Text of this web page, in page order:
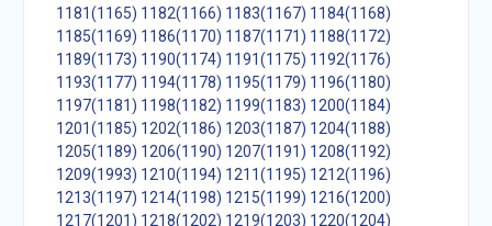
1181(1165) 1182(1166) 1183(1167) 1184(1168)
1185(1169) 1186(1170) 1187(1171) 1188(1172)
1189(1173) 1190(1174) 1191(1175) 1192(1176)
1193(1177) 1194(1178) 1195(1179) 1196(1180)
1197(1181) 1198(1182) 1199(1183) 1200(1184)
1201(1185) 1202(1186) 1203(1187) 1204(1188)
1205(1189) 1206(1190) 1207(1191) 1208(1192)
1209(1993) 1210(1194) 1211(1195) 1212(1196)
1213(1197) 1214(1198) 1215(1199) 1216(1200)
1217(1201) 1218(1202) 1219(1203) 1220(1204)